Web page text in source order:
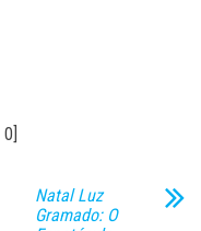
0]
Natal Luz
Gramado: O